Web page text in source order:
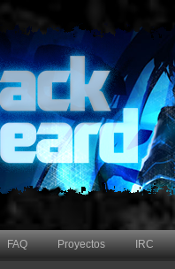
FAQ Proyectos IRC